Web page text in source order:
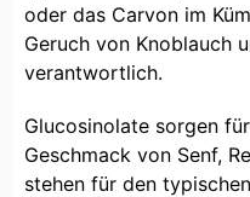
oder das Carvon im
Geruch von Knoblauch
verantwortlich.
Glucosinolate sorgen
Geschmack von Senf,
stehen für den